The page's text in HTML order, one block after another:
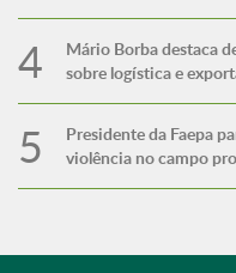
Mário Borba destaca
sobre logística e
Presidente da Faepa
violência no campo